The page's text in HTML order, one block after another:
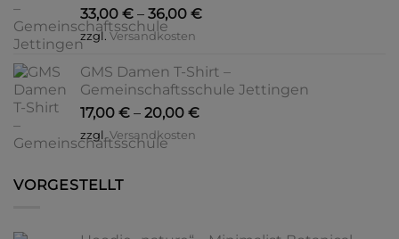
33,00 € – 36,00 €
zzgl. Versandkosten
GMS Damen T-Shirt –
Gemeinschaftsschule Jettingen
17,00 € – 20,00 €
zzgl.Versandkosten
VORGESTELLT